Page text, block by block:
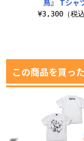
鳥』 Tシャ
¥3,300（税込
この商品を買っ